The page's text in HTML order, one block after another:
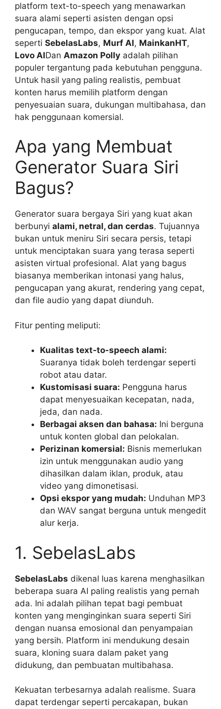
platform text-to-speech yang menawarkan
suara alami seperti asisten dengan opsi
pengucapan, tempo, dan ekspor yang kuat. Alat
seperti SebelasLabs, Murf AI, MainkanHT,
Lovo AIDan Amazon Polly adalah pilihan
populer tergantung pada kebutuhan pengguna.
Untuk hasil yang paling realistis, pembuat
konten harus memilih platform dengan
penyesuaian suara, dukungan multibahasa, dan
hak penggunaan komersial.
Apa yang Membuat
Generator Suara Siri
Bagus?
Generator suara bergaya Siri yang kuat akan
berbunyi alami, netral, dan cerdas. Tujuannya
bukan untuk meniru Siri secara persis, tetapi
untuk menciptakan suara yang terasa seperti
asisten virtual profesional. Alat yang bagus
biasanya memberikan intonasi yang halus,
pengucapan yang akurat, rendering yang cepat,
dan file audio yang dapat diunduh.
Fitur penting meliputi:
Kualitas text-to-speech alami:
Suaranya tidak boleh terdengar seperti
robot atau datar.
Kustomisasi suara: Pengguna harus
dapat menyesuaikan kecepatan, nada,
jeda, dan nada.
Berbagai aksen dan bahasa: Ini berguna
untuk konten global dan pelokalan.
Perizinan komersial: Bisnis memerlukan
izin untuk menggunakan audio yang
dihasilkan dalam iklan, produk, atau
video yang dimonetisasi.
Opsi ekspor yang mudah: Unduhan MP3
dan WAV sangat berguna untuk mengedit
alur kerja.
1. SebelasLabs
SebelasLabs dikenal luas karena menghasilkan
beberapa suara AI paling realistis yang pernah
ada. Ini adalah pilihan tepat bagi pembuat
konten yang menginginkan suara seperti Siri
dengan nuansa emosional dan penyampaian
yang bersih. Platform ini mendukung desain
suara, kloning suara dalam paket yang
didukung, dan pembuatan multibahasa.
Kekuatan terbesarnya adalah realisme. Suara
dapat terdengar seperti percakapan, bukan